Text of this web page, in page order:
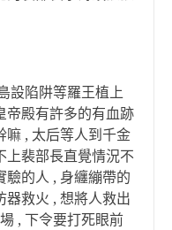
設陷阱等羅王植上
帝殿有許多的有血跡
嘛 , 太后等人到千金
上裴部長直覺情況不
驗的人 , 身纏繃帶的
器救火 , 想將人救出
, 下令要打死眼前